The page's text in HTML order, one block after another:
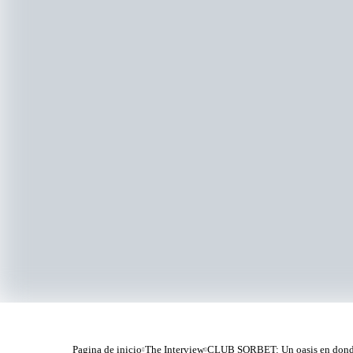
Pagina de inicio The Interview CLUB SORBET: Un oasis en